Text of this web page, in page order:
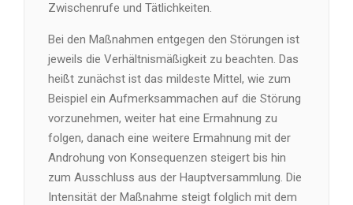
Zwischenrufe und Tätlichkeiten.
Bei den Maßnahmen entgegen den Störungen ist
jeweils die Verhältnismäßigkeit zu beachten. Das
heißt zunächst ist das mildeste Mittel, wie zum
Beispiel ein Aufmerksammachen auf die Störung
vorzunehmen, weiter hat eine Ermahnung zu
folgen, danach eine weitere Ermahnung mit der
Androhung von Konsequenzen steigert bis hin
zum Ausschluss aus der Hauptversammlung. Die
Intensität der Maßnahme steigt folglich mit dem